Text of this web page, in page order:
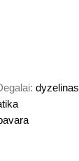
dyzelinas